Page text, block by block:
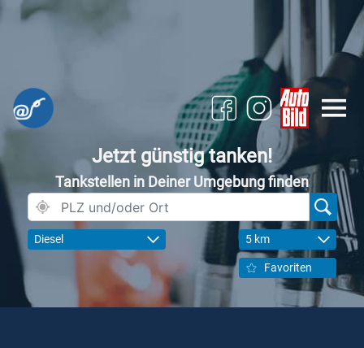
Jetzt günstig tanken!
Tankstellen in Deiner Umgebung finden
Diesel 5 km
Favoriten